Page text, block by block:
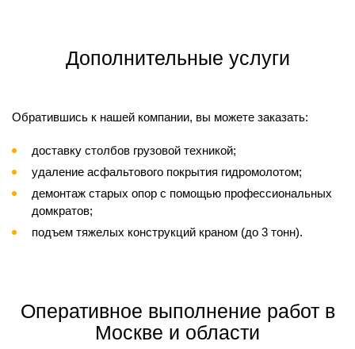
Дополнительные услуги
Обратившись к нашей компании, вы можете заказать:
доставку столбов грузовой техникой;
удаление асфальтового покрытия гидромолотом;
демонтаж старых опор с помощью профессиональных
домкратов;
подъем тяжелых конструкций краном (до 3 тонн).
Оперативное выполнение работ в
Москве и области